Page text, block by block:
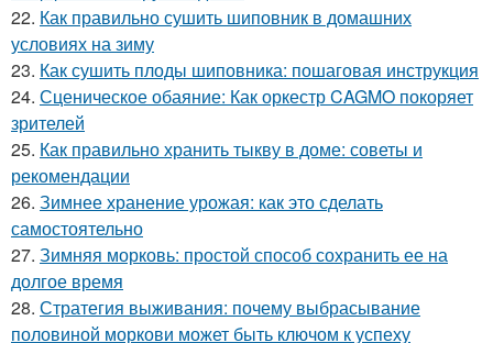
22. Как правильно сушить шиповник в домашних
условиях на зиму
23. Как сушить плоды шиповника: пошаговая инструкция
24. Сценическое обаяние: Как оркестр CAGMO покоряет
зрителей
25. Как правильно хранить тыкву в доме: советы и
рекомендации
26. Зимнее хранение урожая: как это сделать
самостоятельно
27. Зимняя морковь: простой способ сохранить ее на
долгое время
28. Стратегия выживания: почему выбрасывание
половиной моркови может быть ключом к успеху